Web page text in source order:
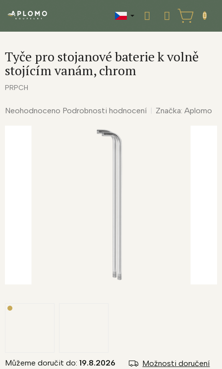
NÁKUPNÍ
KOŠÍK
Tyče pro stojanové baterie k volně
stojícím vanám, chrom
PRPCH
Průměrné
Neohodnoceno Podrobnosti hodnocení Značka: Aplomo
Můžeme doručit do: 19.8.2026 Možnosti doručení